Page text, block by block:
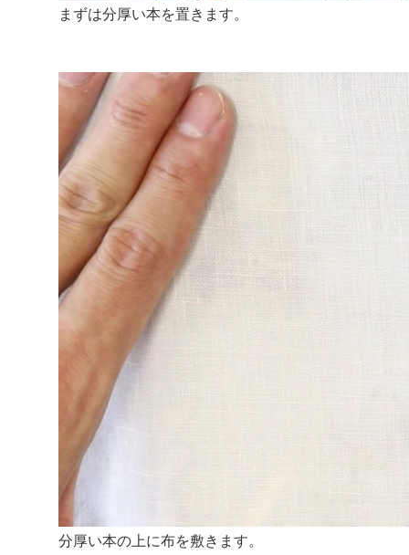
まずは分厚い本を置きます。
分厚い本の上に布を敷きます。